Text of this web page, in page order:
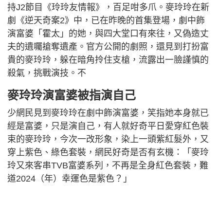
持J2節目《玲玲友情報》，百足咁多爪。麥玲玲在新
劇《逆天奇案2》中，已在昨晚的首集登場，劇中飾
演富婆「霍太」的她，與四大堂口有來往，又偽造丈
夫的遺囑搶奪遺產。官方公開的劇照，還見到打扮富
貴的麥玲玲，躲在暗角拎住支槍，流露出一臉謹慎的
殺氣，挑戰演技。不
麥玲玲演富婆被指演自己
少網民見到麥玲玲在劇中飾演富婆，笑指她本身就已
經是富婆，只是演自己，有人就好奇平日愛穿紅色裝
束的麥玲玲，今次一改形象，染上一頭紫紅髮外，又
穿上紫色、綠色套裝，網民好奇是否有玄機：「麥玲
玲又來客串TVB富婆系列，不再是全身紅色套裝，難
道2024（年）幸運色是紫色？」